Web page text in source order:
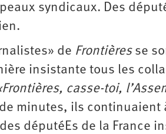
syndicaux. Des
de Frontièresse
insistante tous les
casse-toi,
minutes, ils continuaient
députéEs de la France